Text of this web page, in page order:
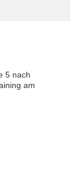
5 nach
am